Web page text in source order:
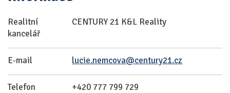
Realitní
kancelář
CENTURY 21 K&L Reality
E-mail lucie.nemcova@century21.cz
Telefon +420 777 799 729